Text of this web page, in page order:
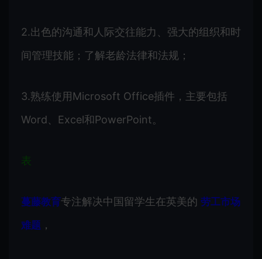
2.出色的沟通和人际交往能力、强大的组织和时
间管理技能；了解老龄法律和法规；
3.熟练使用Microsoft Office插件，主要包括
Word、Excel和PowerPoint。
表
蔓藤教育专注解决中国留学生在英美的 劳工市场
难题 ，